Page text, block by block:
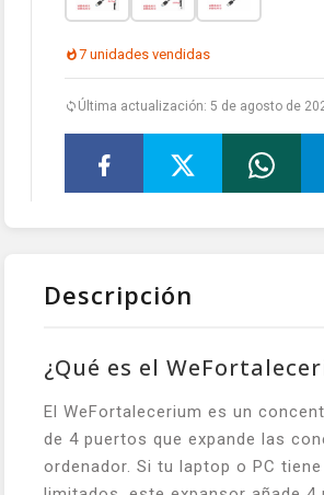
7 unidades vendidas
Última actualización: 5 de agosto de
Descripción
¿Qué es el
El WeFortalecerium es un
de 4 puertos que expande las
ordenador. Si tu laptop o PC